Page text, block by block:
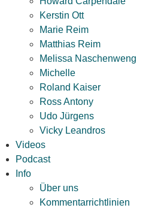
Kerstin Ott
Marie Reim
Matthias Reim
Melissa Naschenweng
Michelle
Roland Kaiser
Ross Antony
Udo Jürgens
Vicky Leandros
Videos
Podcast
Info
Über uns
Kommentarrichtlinien